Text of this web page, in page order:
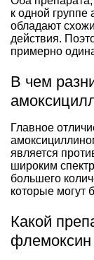
к одной
обладают
действия.
примерно
В чем
Главное
является
широким
большего
которые могут
Какой